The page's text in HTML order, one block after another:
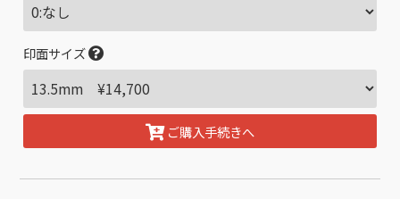
印面サイズ
ご購入手続きへ